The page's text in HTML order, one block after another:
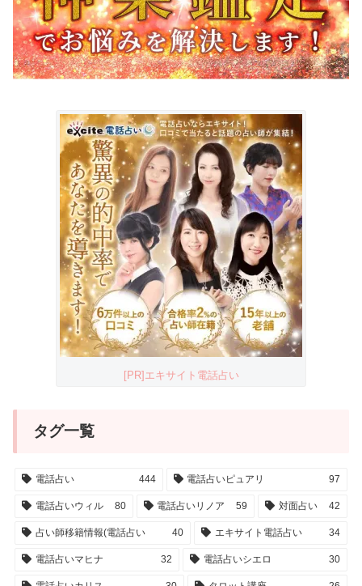
[PR]エキサイト電話占い
タグ一覧
電話占い 444 電話占いピュアリ 97
電話占いウィル 80 電話占いリノア 59 対面占い 42
占い師移籍情報(電話占い 40 エキサイト電話占い 34
電話占いマヒナ 32 電話占いシエロ 30